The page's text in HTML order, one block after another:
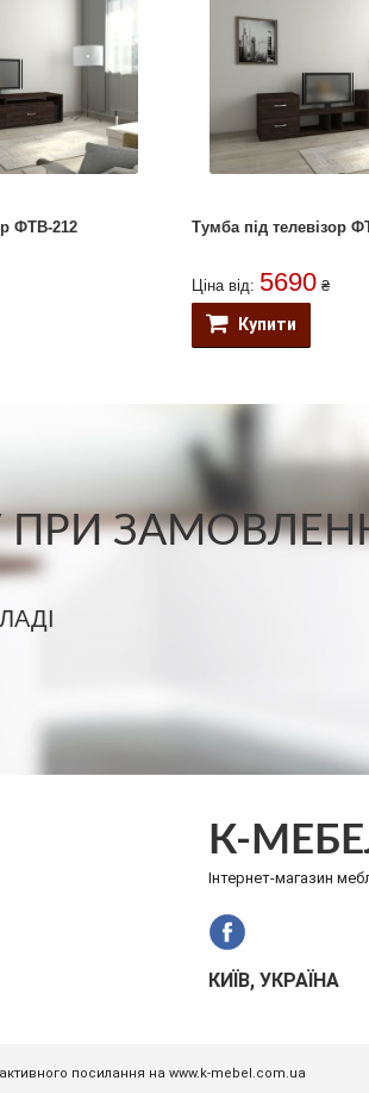
ФТВ-212 Тумба під телевізор
Ціна від: 5690 ₴
Купити
посилання на www.k-mebel.com.ua
К-
Інтернет-магазин
КИЇВ, УКРАЇНА